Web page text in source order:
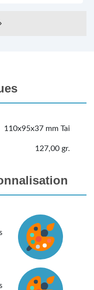
110x95x37 mm Tai
127,00 gr.